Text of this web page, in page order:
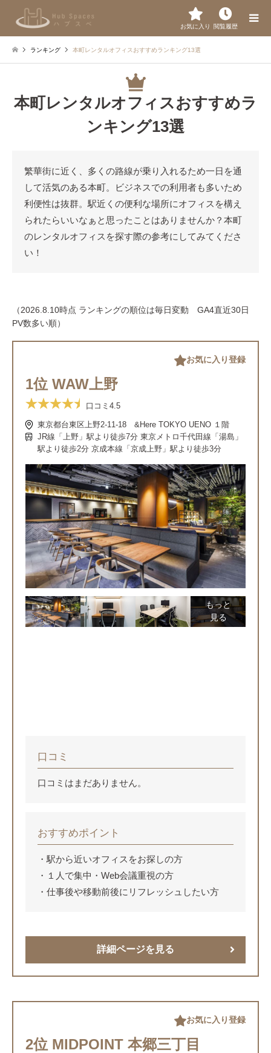
お気に入り 閲覧履歴
ランキング 本町レンタルオフィスおすすめランキング13選
本町レンタルオフィスおすすめラ
ンキング13選
繁華街に近く、多くの路線が乗り入れるため一日を通
して活気のある本町。ビジネスでの利用者も多いため
利便性は抜群。駅近くの便利な場所にオフィスを構え
られたらいいなぁと思ったことはありませんか？本町
のレンタルオフィスを探す際の参考にしてみてくださ
い！
（2026.8.10時点 ランキングの順位は毎日変動 GA4直近30日
PV数多い順）
1位 WAW上野
口コミ 4.5
東京都台東区上野2-11-18 &Here TOKYO UENO １階
JR線「上野」駅より徒歩7分 東京メトロ千代田線「湯島」
駅より徒歩2分 京成本線「京成上野」駅より徒歩3分
お気に入り登録
もっと
見る
口コミ
口コミはまだありません。
おすすめポイント
駅から近いオフィスをお探しの方
１人で集中・Web会議重視の方
仕事後や移動前後にリフレッシュしたい方
詳細ページを見る
2位 MIDPOINT 本郷三丁目
お気に入り登録